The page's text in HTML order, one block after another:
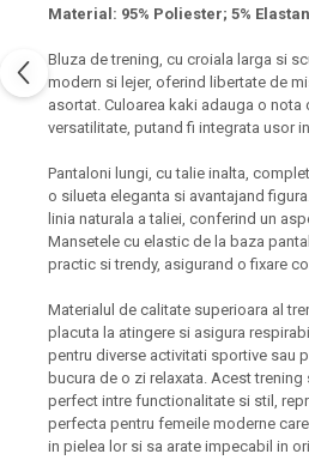
Material: 95% Poliester; 5%
Bluza de trening, cu croiala larga si
modern si lejer, oferind libertate de
asortat. Culoarea kaki adauga o nota
versatilitate, putand fi integrata usor
Pantaloni lungi, cu talie inalta,
o silueta eleganta si avantajand
linia naturala a taliei, conferind un
Mansetele cu elastic de la baza
practic si trendy, asigurand o fixare
Materialul de calitate superioara al
placuta la atingere si asigura
pentru diverse activitati sportive sau
bucura de o zi relaxata. Acest trening
perfect intre functionalitate si stil,
perfecta pentru femeile moderne
in pielea lor si sa arate impecabil in